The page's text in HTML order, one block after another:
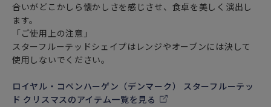
合いがどこかしら懐かしさを感じさせ、食卓を美しく演出し
ます。
「ご使用上の注意」
スターフルーテッドシェイプはレンジやオーブンには決して
使用しないでください。
ロイヤル・コペンハーゲン（デンマーク） スターフルーテッ
ド クリスマスのアイテム一覧を見る